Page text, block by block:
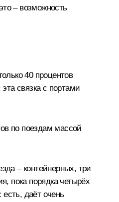
– возможность
40 процентов
связка с портами
по поездам массой
– контейнерных, три
пока порядка четырёх
даёт очень